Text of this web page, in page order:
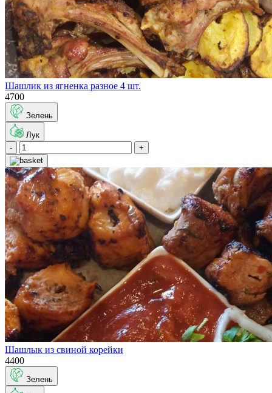
Шашлик из ягненка разное 4 шт.
4700
Зелень
Лук
-
+
Шашлык из свиной корейки
4400
Зелень